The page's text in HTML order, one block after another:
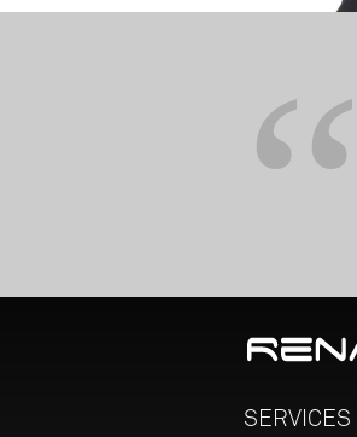
SERVICES